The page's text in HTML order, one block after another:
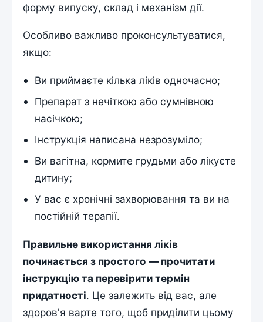
форму випуску, склад і механізм дії.
Особливо важливо проконсультуватися,
якщо:
Ви приймаєте кілька ліків одночасно;
Препарат з нечіткою або сумнівною
насічкою;
Інструкція написана незрозуміло;
Ви вагітна, кормите грудьми або лікуєте
дитину;
У вас є хронічні захворювання та ви на
постійній терапії.
Правильне використання ліків
починається з простого — прочитати
інструкцію та перевірити термін
придатності. Це залежить від вас, але
здоров'я варте того, щоб приділити цьому